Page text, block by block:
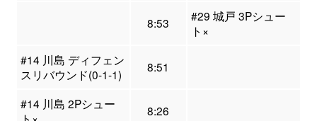
8:53
#29 城戸 3Pシュー
ト×
#14 川島 ディフェン
スリバウンド(0-1-1)
8:51
#14 川島 2Pシュー
8:26